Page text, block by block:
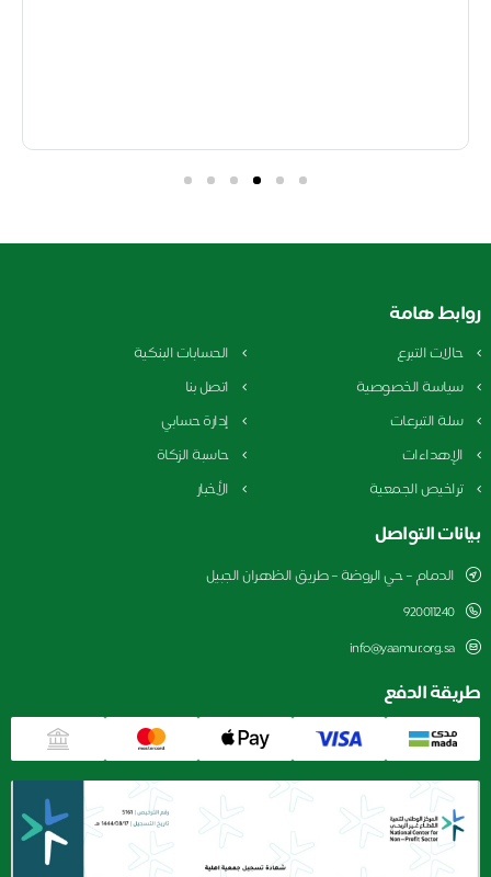
هامة
التبرع
الحسابات البنكية
الخصوصية
اتصل بنا
التبرعات
إدارة حسابي
حاسبة الزكاة
الجمعية
الأخبار
التواصل
الدمام – حي الروضة – طريق الظهران الجبيل
920011240
info@yaamur.org.sa
الدفع